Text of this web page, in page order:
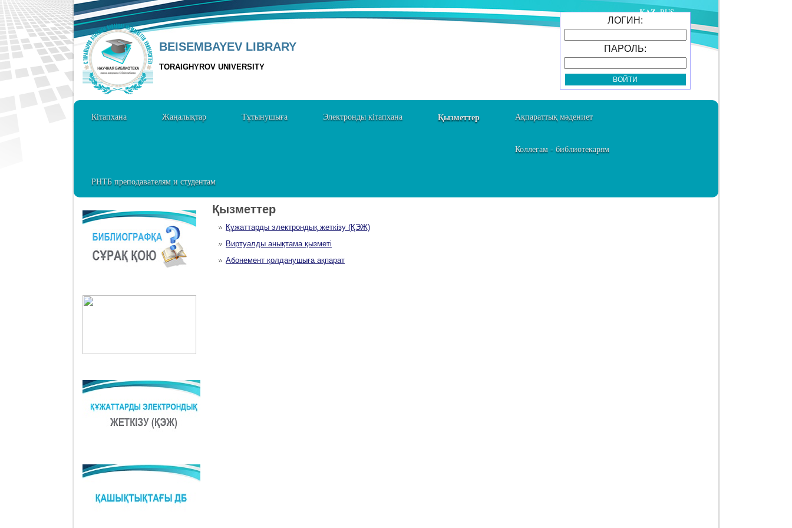
BEISEMBAYEV LIBRARY
TORAIGHYROV UNIVERSITY
ЛОГИН:
ПАРОЛЬ:
KAZ RUS
Кітапхана Жаңалықтар Тұтынушыға Электронды кітапхана Қызметтер Ақпараттық мәдениет
Коллегам - библиотекарям
РНТБ преподавателям и студентам
Қызметтер
Құжаттарды электрондық жеткізу (ҚЭЖ)
Виртуалды анықтама қызметі
Абонемент қолданушыға ақпарат